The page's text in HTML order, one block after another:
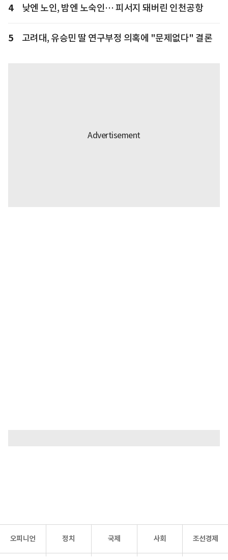
4 낮엔 노인, 밤엔 노숙인… 피서지 돼버린 인천공항
5 고려대, 유승민 딸 연구부정 의혹에 "문제없다" 결론
오피니언 정치 국제 사회 조선경제